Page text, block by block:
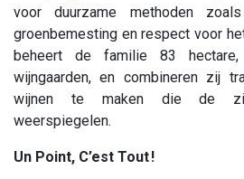
voor duurzame methoden
groenbemesting en respect voor
beheert de familie 83
wijngaarden, en combineren zij
wijnen te maken die de
weerspiegelen.
Un Point, C’est Tout !